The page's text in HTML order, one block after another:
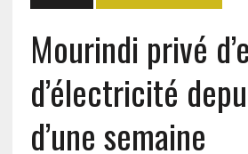
Mourindi privé
d’électricité
d’une semaine